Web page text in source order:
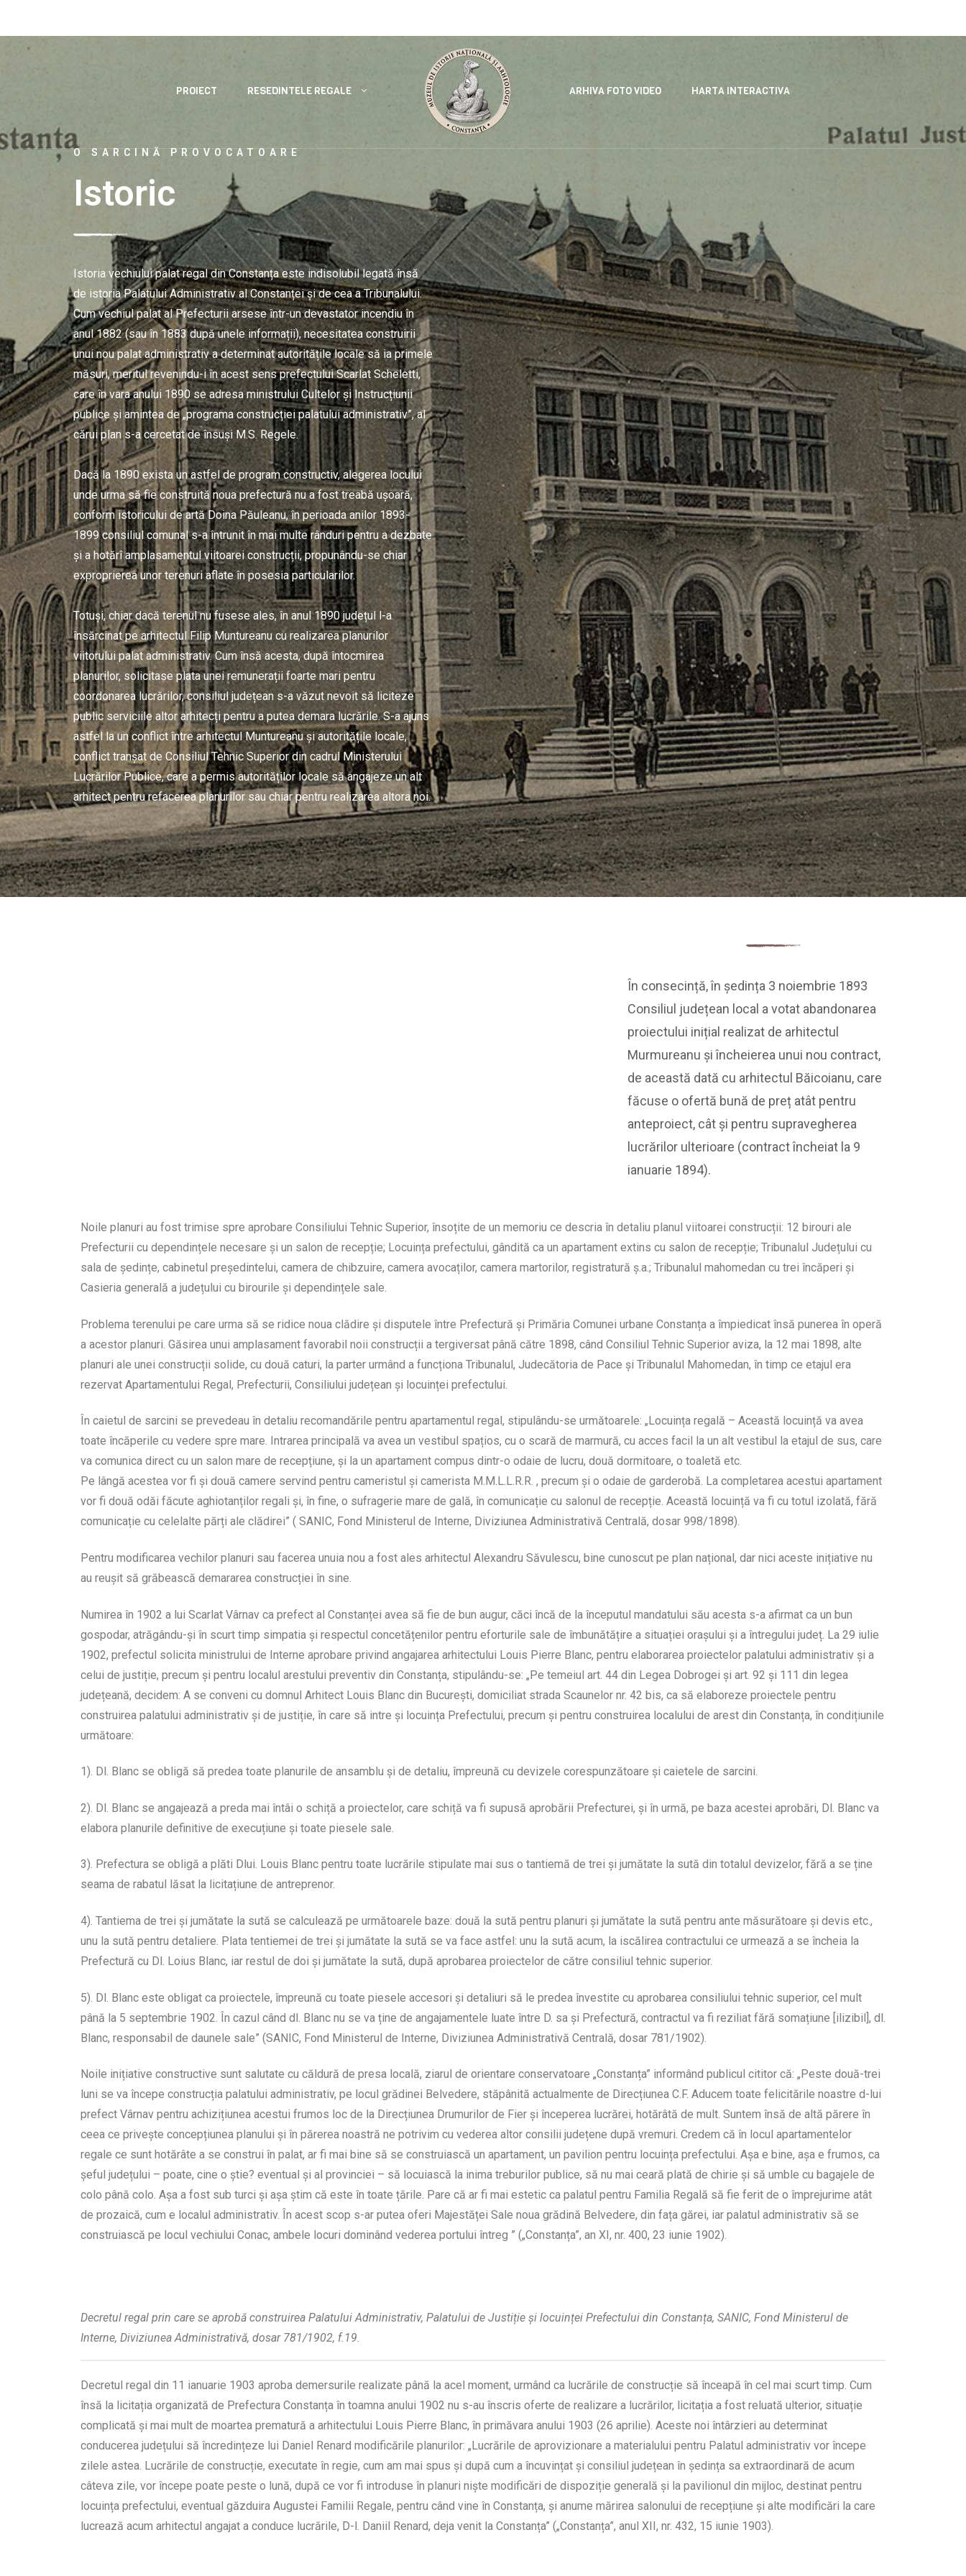
PROIECT RESEDINTELE REGALE ARHIVA FOTO VIDEO HARTA INTERACTIVA
O SARCINĂ PROVOCATOARE
Istoric
Istoria vechiului palat regal din Constanța este indisolubil legată însă
de istoria Palatului Administrativ al Constanței și de cea a Tribunalului.
Cum vechiul palat al Prefecturii arsese într-un devastator incendiu în
anul 1882 (sau în 1883 după unele informații), necesitatea construirii
unui nou palat administrativ a determinat autoritățile locale să ia primele
măsuri, meritul revenindu-i în acest sens prefectului Scarlat Scheletti,
care în vara anului 1890 se adresa ministrului Cultelor și Instrucțiunii
publice și amintea de „programa construcției palatului administrativ”, al
cărui plan s-a cercetat de însuși M.S. Regele.
Dacă la 1890 exista un astfel de program constructiv, alegerea locului
unde urma să fie construită noua prefectură nu a fost treabă ușoară,
conform istoricului de artă Doina Păuleanu, în perioada anilor 1893-
1899 consiliul comunal s-a întrunit în mai multe rânduri pentru a dezbate
și a hotărî amplasamentul viitoarei construcții, propunându-se chiar
exproprierea unor terenuri aflate în posesia particularilor.
Totuși, chiar dacă terenul nu fusese ales, în anul 1890 județul l-a
însărcinat pe arhitectul Filip Muntureanu cu realizarea planurilor
viitorului palat administrativ. Cum însă acesta, după întocmirea
planurilor, solicitase plata unei remunerații foarte mari pentru
coordonarea lucrărilor, consiliul județean s-a văzut nevoit să liciteze
public serviciile altor arhitecți pentru a putea demara lucrările. S-a ajuns
astfel la un conflict între arhitectul Muntureanu și autoritățile locale,
conflict tranșat de Consiliul Tehnic Superior din cadrul Ministerului
Lucrărilor Publice, care a permis autorităților locale să angajeze un alt
arhitect pentru refacerea planurilor sau chiar pentru realizarea altora noi.
În consecință, în ședința 3 noiembrie 1893
Consiliul județean local a votat abandonarea
proiectului inițial realizat de arhitectul
Murmureanu și încheierea unui nou contract,
de această dată cu arhitectul Băicoianu, care
făcuse o ofertă bună de preț atât pentru
anteproiect, cât și pentru supravegherea
lucrărilor ulterioare (contract încheiat la 9
ianuarie 1894).
Noile planuri au fost trimise spre aprobare Consiliului Tehnic Superior, însoțite de un memoriu ce descria în detaliu planul viitoarei construcții: 12 birouri ale
Prefecturii cu dependințele necesare și un salon de recepție; Locuința prefectului, gândită ca un apartament extins cu salon de recepție; Tribunalul Județului cu
sala de ședințe, cabinetul președintelui, camera de chibzuire, camera avocaților, camera martorilor, registratură ș.a.; Tribunalul mahomedan cu trei încăperi și
Casieria generală a județului cu birourile și dependințele sale.
Problema terenului pe care urma să se ridice noua clădire și disputele între Prefectură și Primăria Comunei urbane Constanța a împiedicat însă punerea în operă
a acestor planuri. Găsirea unui amplasament favorabil noii construcții a tergiversat până către 1898, când Consiliul Tehnic Superior aviza, la 12 mai 1898, alte
planuri ale unei construcții solide, cu două caturi, la parter urmând a funcționa Tribunalul, Judecătoria de Pace și Tribunalul Mahomedan, în timp ce etajul era
rezervat Apartamentului Regal, Prefecturii, Consiliului județean și locuinței prefectului.
În caietul de sarcini se prevedeau în detaliu recomandările pentru apartamentul regal, stipulându-se următoarele: „Locuința regală – Această locuință va avea
toate încăperile cu vedere spre mare. Intrarea principală va avea un vestibul spațios, cu o scară de marmură, cu acces facil la un alt vestibul la etajul de sus, care
va comunica direct cu un salon mare de recepțiune, și la un apartament compus dintr-o odaie de lucru, două dormitoare, o toaletă etc.
Pe lângă acestea vor fi și două camere servind pentru cameristul și camerista M.M.L.L.R.R. , precum și o odaie de garderobă. La completarea acestui apartament
vor fi două odăi făcute aghiotanților regali și, în fine, o sufragerie mare de gală, în comunicație cu salonul de recepție. Această locuință va fi cu totul izolată, fără
comunicație cu celelalte părți ale clădirei” ( SANIC, Fond Ministerul de Interne, Diviziunea Administrativă Centrală, dosar 998/1898).
Pentru modificarea vechilor planuri sau facerea unuia nou a fost ales arhitectul Alexandru Săvulescu, bine cunoscut pe plan național, dar nici aceste inițiative nu
au reușit să grăbească demararea construcției în sine.
Numirea în 1902 a lui Scarlat Vârnav ca prefect al Constanței avea să fie de bun augur, căci încă de la începutul mandatului său acesta s-a afirmat ca un bun
gospodar, atrăgându-și în scurt timp simpatia și respectul concetățenilor pentru eforturile sale de îmbunătățire a situației orașului și a întregului județ. La 29 iulie
1902, prefectul solicita ministrului de Interne aprobare privind angajarea arhitectului Louis Pierre Blanc, pentru elaborarea proiectelor palatului administrativ și a
celui de justiție, precum și pentru localul arestului preventiv din Constanța, stipulându-se: „Pe temeiul art. 44 din Legea Dobrogei și art. 92 și 111 din legea
județeană, decidem: A se conveni cu domnul Arhitect Louis Blanc din București, domiciliat strada Scaunelor nr. 42 bis, ca să elaboreze proiectele pentru
construirea palatului administrativ și de justiție, în care să intre și locuința Prefectului, precum și pentru construirea localului de arest din Constanța, în condițiunile
următoare:
1). Dl. Blanc se obligă să predea toate planurile de ansamblu și de detaliu, împreună cu devizele corespunzătoare și caietele de sarcini.
2). Dl. Blanc se angajează a preda mai întâi o schiță a proiectelor, care schiță va fi supusă aprobării Prefecturei, și în urmă, pe baza acestei aprobări, Dl. Blanc va
elabora planurile definitive de execuțiune și toate piesele sale.
3). Prefectura se obligă a plăti Dlui. Louis Blanc pentru toate lucrările stipulate mai sus o tantiemă de trei și jumătate la sută din totalul devizelor, fără a se ține
seama de rabatul lăsat la licitațiune de antreprenor.
4). Tantiema de trei și jumătate la sută se calculează pe următoarele baze: două la sută pentru planuri și jumătate la sută pentru ante măsurătoare și devis etc.,
unu la sută pentru detaliere. Plata tentiemei de trei și jumătate la sută se va face astfel: unu la sută acum, la iscălirea contractului ce urmează a se încheia la
Prefectură cu Dl. Loius Blanc, iar restul de doi și jumătate la sută, după aprobarea proiectelor de către consiliul tehnic superior.
5). Dl. Blanc este obligat ca proiectele, împreună cu toate piesele accesori și detaliuri să le predea învestite cu aprobarea consiliului tehnic superior, cel mult
până la 5 septembrie 1902. În cazul când dl. Blanc nu se va ține de angajamentele luate între D. sa și Prefectură, contractul va fi reziliat fără somațiune [ilizibil], dl.
Blanc, responsabil de daunele sale” (SANIC, Fond Ministerul de Interne, Diviziunea Administrativă Centrală, dosar 781/1902).
Noile inițiative constructive sunt salutate cu căldură de presa locală, ziarul de orientare conservatoare „Constanța” informând publicul cititor că: „Peste două-trei
luni se va începe construcția palatului administrativ, pe locul grădinei Belvedere, stăpânită actualmente de Direcțiunea C.F. Aducem toate felicitările noastre d-lui
prefect Vârnav pentru achizițiunea acestui frumos loc de la Direcțiunea Drumurilor de Fier și începerea lucrărei, hotărâtă de mult. Suntem însă de altă părere în
ceea ce privește concepțiunea planului și în părerea noastră ne potrivim cu vederea altor consilii județene după vremuri. Credem că în locul apartamentelor
regale ce sunt hotărâte a se construi în palat, ar fi mai bine să se construiască un apartament, un pavilion pentru locuința prefectului. Așa e bine, așa e frumos, ca
șeful județului – poate, cine o știe? eventual și al provinciei – să locuiască la inima treburilor publice, să nu mai ceară plată de chirie și să umble cu bagajele de
colo până colo. Așa a fost sub turci și așa știm că este în toate țările. Pare că ar fi mai estetic ca palatul pentru Familia Regală să fie ferit de o împrejurime atât
de prozaică, cum e localul administrativ. În acest scop s-ar putea oferi Majestăței Sale noua grădină Belvedere, din fața gărei, iar palatul administrativ să se
construiască pe locul vechiului Conac, ambele locuri dominând vederea portului întreg ” („Constanța”, an XI, nr. 400, 23 iunie 1902).
Decretul regal prin care se aprobă construirea Palatului Administrativ, Palatului de Justiție și locuinței Prefectului din Constanța, SANIC, Fond Ministerul de
Interne, Diviziunea Administrativă, dosar 781/1902, f.19.
Decretul regal din 11 ianuarie 1903 aproba demersurile realizate până la acel moment, urmând ca lucrările de construcție să înceapă în cel mai scurt timp. Cum
însă la licitația organizată de Prefectura Constanța în toamna anului 1902 nu s-au înscris oferte de realizare a lucrărilor, licitația a fost reluată ulterior, situație
complicată și mai mult de moartea prematură a arhitectului Louis Pierre Blanc, în primăvara anului 1903 (26 aprilie). Aceste noi întârzieri au determinat
conducerea județului să încredințeze lui Daniel Renard modificările planurilor: „Lucrările de aprovizionare a materialului pentru Palatul administrativ vor începe
zilele astea. Lucrările de construcție, executate în regie, cum am mai spus și după cum a încuvințat și consiliul județean în ședința sa extraordinară de acum
câteva zile, vor începe poate peste o lună, după ce vor fi introduse în planuri niște modificări de dispoziție generală și la pavilionul din mijloc, destinat pentru
locuința prefectului, eventual găzduira Augustei Familii Regale, pentru când vine în Constanța, și anume mărirea salonului de recepțiune și alte modificări la care
lucrează acum arhitectul angajat a conduce lucrările, D-l. Daniil Renard, deja venit la Constanța” („Constanța”, anul XII, nr. 432, 15 iunie 1903).